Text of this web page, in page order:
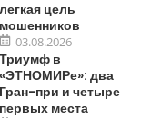
легкая цель
мошенников
03.08.2026
Триумф в
«ЭТНОМИРе»: два
Гран-при и четыре
первых места